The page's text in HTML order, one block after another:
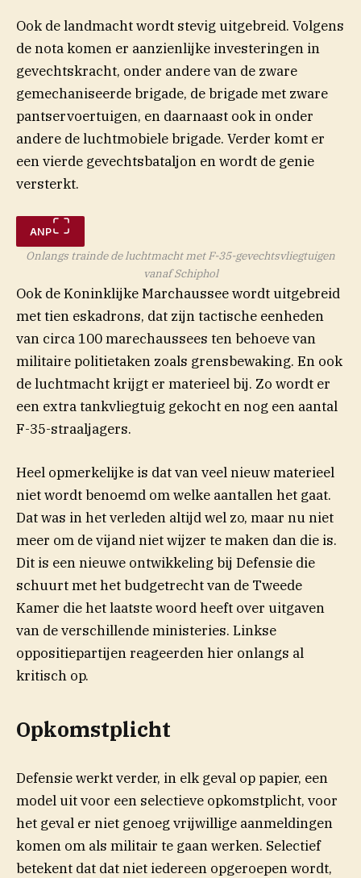
Ook de landmacht wordt stevig uitgebreid. Volgens
de nota komen er aanzienlijke investeringen in
gevechtskracht, onder andere van de zware
gemechaniseerde brigade, de brigade met zware
pantservoertuigen, en daarnaast ook in onder
andere de luchtmobiele brigade. Verder komt er
een vierde gevechtsbataljon en wordt de genie
versterkt.
ANP
Onlangs trainde de luchtmacht met F-35-gevechtsvliegtuigen
vanaf Schiphol
Ook de Koninklijke Marchaussee wordt uitgebreid
met tien eskadrons, dat zijn tactische eenheden
van circa 100 marechaussees ten behoeve van
militaire politietaken zoals grensbewaking. En ook
de luchtmacht krijgt er materieel bij. Zo wordt er
een extra tankvliegtuig gekocht en nog een aantal
F-35-straaljagers.
Heel opmerkelijke is dat van veel nieuw materieel
niet wordt benoemd om welke aantallen het gaat.
Dat was in het verleden altijd wel zo, maar nu niet
meer om de vijand niet wijzer te maken dan die is.
Dit is een nieuwe ontwikkeling bij Defensie die
schuurt met het budgetrecht van de Tweede
Kamer die het laatste woord heeft over uitgaven
van de verschillende ministeries. Linkse
oppositiepartijen reageerden hier onlangs al
kritisch op.
Opkomstplicht
Defensie werkt verder, in elk geval op papier, een
model uit voor een selectieve opkomstplicht, voor
het geval er niet genoeg vrijwillige aanmeldingen
komen om als militair te gaan werken. Selectief
betekent dat dat niet iedereen opgeroepen wordt,